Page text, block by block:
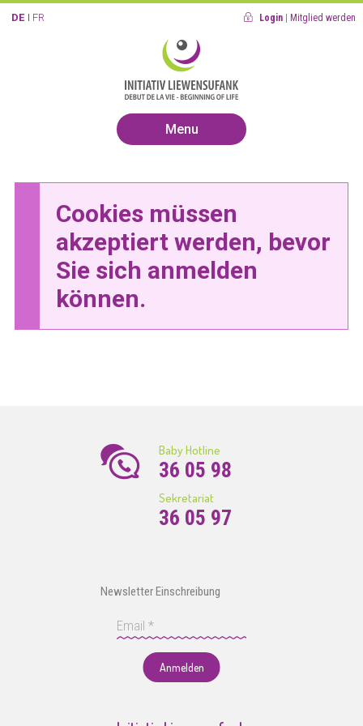
DE FR Login Mitglied werden
Menu
Cookies müssen
akzeptiert werden, bevor
Sie sich anmelden
können.
Baby Hotline
36 05 98
Sekretariat
36 05 97
Newsletter Einschreibung
Anmelden